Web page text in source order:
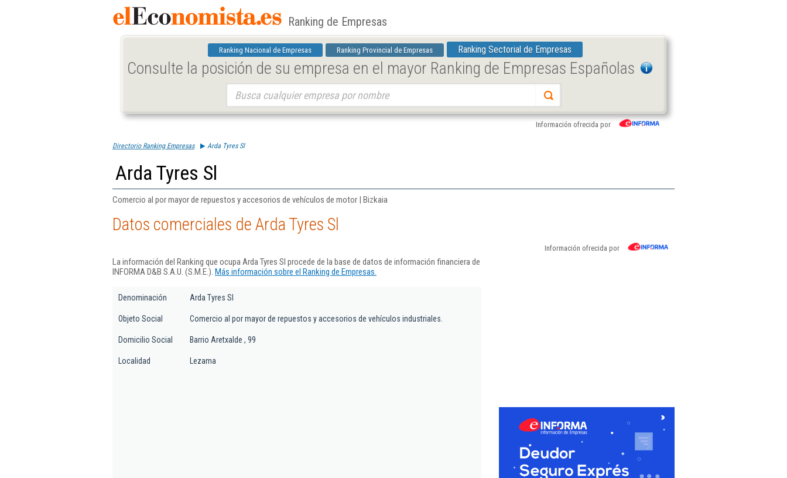
Ranking de Empresas
Ranking Nacional de Empresas Ranking Provincial de Empresas Ranking Sectorial de Empresas
Consulte la posición de su empresa en el mayor Ranking de Empresas Españolas
Información ofrecida por
Directorio Ranking Empresas Arda Tyres Sl
Arda Tyres Sl
Comercio al por mayor de repuestos y accesorios de vehículos de motor | Bizkaia
Datos comerciales de Arda Tyres Sl
Información ofrecida por
La información del Ranking que ocupa Arda Tyres Sl procede de la base de datos de información financiera de
INFORMA D&B S.A.U. (S.M.E.). Más información sobre el Ranking de Empresas.
Denominación Arda Tyres Sl
Objeto Social Comercio al por mayor de repuestos y accesorios de vehículos industriales.
Domicilio Social Barrio Aretxalde , 99
Localidad Lezama